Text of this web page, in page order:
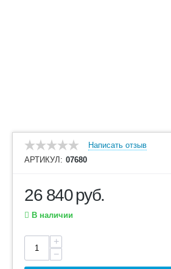
Написать отзыв
АРТИКУЛ: 07680
26 840руб.
В наличии
+
−